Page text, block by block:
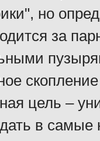
но
за
цель –
в самые